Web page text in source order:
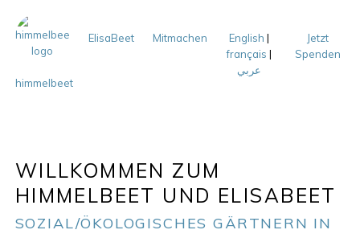
himmelbeet
ElisaBeet Mitmachen English |
français |
عربي
Jetzt
Spenden
WILLKOMMEN ZUM
HIMMELBEET UND ELISABEET
SOZIAL/ÖKOLOGISCHES GÄRTNERN IN